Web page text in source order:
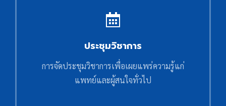
ประชุมวิชาการ
การจัดประชุมวิชาการเพื่อเผยแพร่ความรู้แก่
แพทย์และผู้สนใจทั่วไป